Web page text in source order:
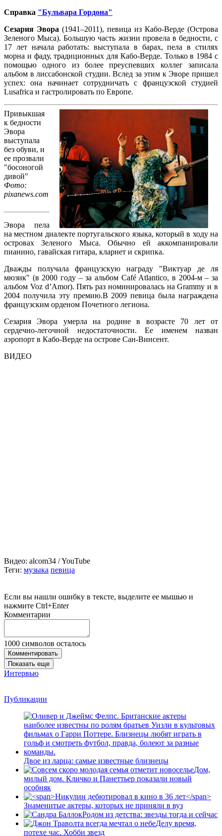
Справка "Бульвара Гордона"
Сезария Эвора (1941–2011), певица из Кабо-Верде (Острова
Зеленого Мыса). Большую часть жизни провела в бедности, с
17 лет начала работать: выступала в барах, пела в стилях
морна и фаду, традиционных для Кабо-Верде. Только в 1984 с
помощью одного из более преуспевших коллег записала
альбом в лиссабонской студии. Вслед за этим к Эворе пришел
успех: она начинает сотрудничать с французской студией
Lusafrica и гастролировать по Европе.
Привыкшая
к бедности
Эвора
выступала
без обуви, и
ее прозвали
"босоногой
дивой"
Фото:
pixanews.com
Эвора пела
на местном диалекте португальского языка, который в ходу на
островах Зеленого Мыса. Обычно ей аккомпанировали
пианино, гавайская гитара, кларнет и скрипка.
Дважды получала французскую награду "Виктуар де ля
мюзик" (в 2000 году – за альбом Café Atlantico, в 2004-м – за
альбом Voz d’Amor). Пять раз номинировалась на Grammy и в
2004 получила эту премию.В 2009 певица была награждена
французским орденом Почетного легиона.
Сезария Эвора умерла на родине в возрасте 70 лет от
сердечно-легочной недостаточности. Ее именем назван
аэропорт в Кабо-Верде на острове Сан-Винсент.
ВИДЕО
Видео: alcom34 / YouTube
Теги: музыка певица
Если вы нашли ошибку в тексте, выделите ее мышью и
нажмите Ctrl+Enter
Комментарии
1000 символов осталось
Комментировать
Показать еще
Интервью
Публикации
Двое из ларца: самые известные близнецы
Дом,
милый дом. Кличко и Панеттьер показали новый
особняк
Знаменитые актеры, которых не приняли в вуз
Родом из детства: звезды тогда и сейчас
Делу время,
потехе час. Хобби звезд